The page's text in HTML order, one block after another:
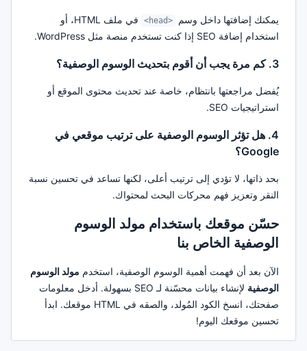
يمكنك إضافتها داخل وسم <head>
في ملف HTML، أو
استخدام إضافة SEO إذا كنت تستخدم منصة مثل WordPress.
3. كم مرة يجب أن أقوم بتحديث الوسوم الوصفية؟
يُفضل مراجعتها بانتظام، خاصة عند تحديث محتوى الموقع أو
استراتيجيات SEO.
4. هل تؤثر الوسوم الوصفية على ترتيب موقعي في
Google؟
بحد ذاتها، لا تؤدي إلى ترتيب أعلى، لكنها تساعد في تحسين نسبة
النقر وتعزيز فهم محركات البحث لمحتواك.
حسّن موقعك باستخدام مولد الوسوم
الوصفية الخاص بنا
الآن بعد أن فهمت أهمية الوسوم الوصفية، استخدم مولد الوسوم
الوصفية
لإنشاء بيانات محسّنة لـ SEO بسهولة. أدخل معلومات
صفحتك، انسخ الكود المُولد، والصقه في HTML موقعك. ابدأ
تحسين موقعك اليوم!